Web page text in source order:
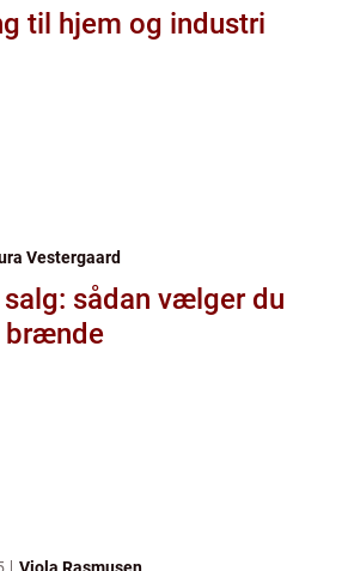
til hjem og industri
Vestergaard
sådan vælger du
brænde